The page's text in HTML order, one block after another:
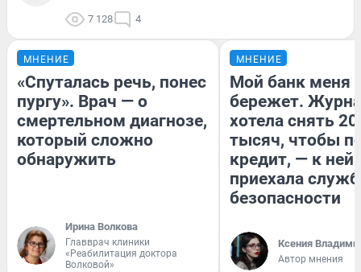
7 128 4
МНЕНИЕ
«Спуталась речь, понес
пургу». Врач — о
смертельном диагнозе,
который сложно
обнаружить
Ирина Волкова
Главврач клиники
«Реабилитация доктора
Волковой»
МНЕНИЕ
Мой банк меня
бережет.
хотела снять
тысяч, чтобы
кредит, — к
приехала
безопасности
Ксения
Автор мнения